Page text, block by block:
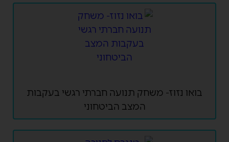
בואו נזוז- משחק תנועה חברתי רגשי בעקבות
המצב הביטחוני